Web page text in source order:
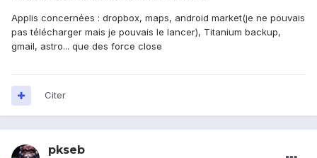
Applis concernées : dropbox, maps, android market(je ne pouvais
pas télécharger mais je pouvais le lancer), Titanium backup,
gmail, astro... que des force close
Citer
pkseb